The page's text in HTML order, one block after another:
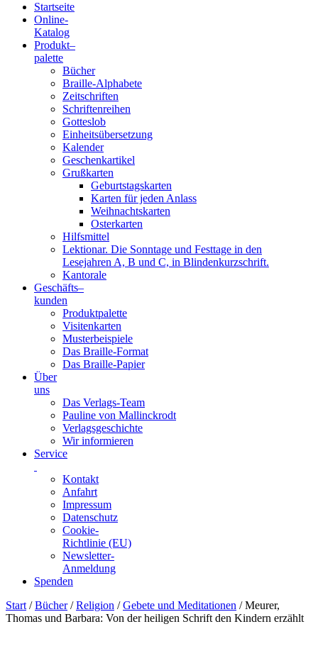
Blindenschrift-
Verlag
Druckerei
gGmbH
Startseite
Online-
Katalog
Produkt–
palette
Bücher
Braille-Alphabete
Zeitschriften
Schriftenreihen
Gotteslob
Einheitsübersetzung
Kalender
Geschenkartikel
Grußkarten
Geburtstagskarten
Karten für jeden Anlass
Weihnachtskarten
Osterkarten
Hilfsmittel
Lektionar. Die Sonntage und Festtage in den
Lesejahren A, B und C, in Blindenkurzschrift.
Kantorale
Geschäfts­–
kunden
Produktpalette
Visitenkarten
Musterbeispiele
Das Braille-Format
Das Braille-Papier
Über
uns
Das Verlags-Team
Pauline von Mallinckrodt
Verlagsgeschichte
Wir informieren
Service
Kontakt
Anfahrt
Impressum
Datenschutz
Cookie-
Richtlinie (EU)
Newsletter-
Anmeldung
Spenden
Skip
to
Start /Bücher/Religion /Gebete und Meditationen / Meurer,
Thomas und Barbara: Von der heiligen Schrift den Kindern erzählt